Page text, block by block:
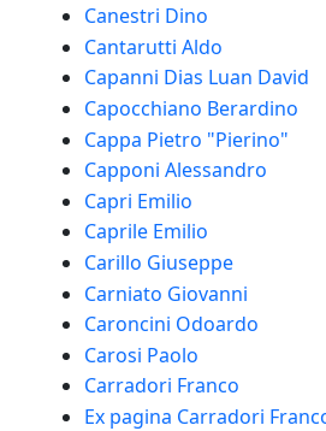
Canestri Dino
Cantarutti Aldo
Capanni Dias Luan David
Capocchiano Berardino
Cappa Pietro "Pierino"
Capponi Alessandro
Capri Emilio
Caprile Emilio
Carillo Giuseppe
Carniato Giovanni
Caroncini Odoardo
Carosi Paolo
Carradori Franco
Ex pagina Carradori